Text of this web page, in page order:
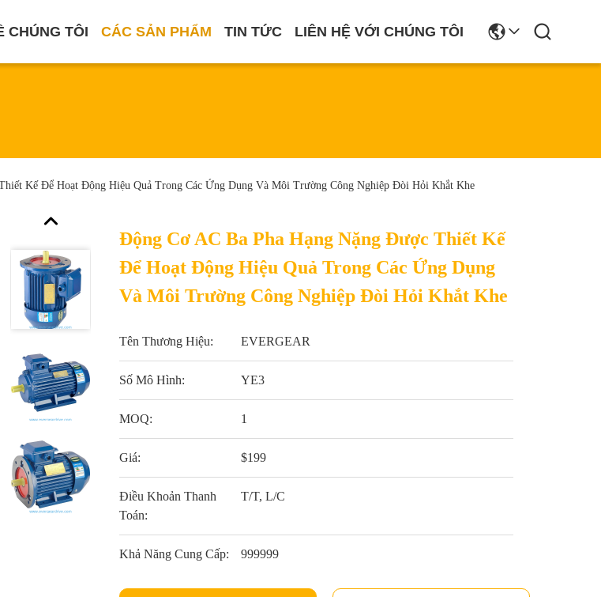
CHÚNG TÔI CÁC SẢN PHẨM TIN TỨC LIÊN HỆ VỚI CHÚNG TÔI
Kế Để Hoạt Động Hiệu Quả Trong Các Ứng Dụng Và Môi Trường Công Nghiệp Đòi Hỏi Khắt Khe
Động Cơ AC Ba Pha Hạng Nặng Được Thiết Kế
Để Hoạt Động Hiệu Quả Trong Các Ứng Dụng
Và Môi Trường Công Nghiệp Đòi Hỏi Khắt Khe
Tên Thương Hiệu: EVERGEAR
Số Mô Hình: YE3
MOQ: 1
Giá: $199
Điều Khoản Thanh
Toán:
T/T, L/C
Khả Năng Cung Cấp: 999999